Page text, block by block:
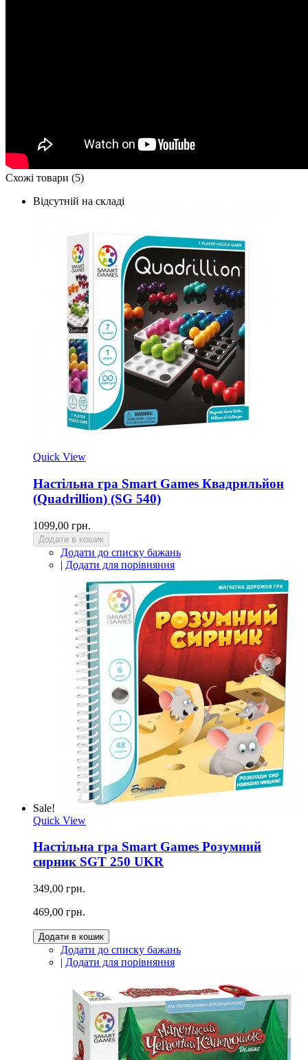
Схожі товари (5)
Відсутній на складі
Quick View
Настільна гра Smart Games Квадрильйон
(Quadrillion) (SG 540)
1099,00 грн.
Додати в кошик
Додати до списку бажань
| Додати для порівняння
Sale!
Quick View
Настільна гра Smart Games Розумний
сирник SGT 250 UKR
349,00 грн.
469,00 грн.
Додати в кошик
Додати до списку бажань
| Додати для порівняння